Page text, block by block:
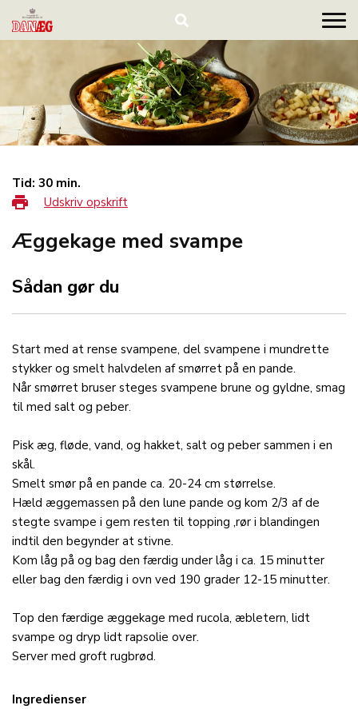
Tid: 30 min.
Udskriv opskrift
Æggekage med svampe
Sådan gør du
Start med at rense svampene, del svampene i mundrette
stykker og smelt halvdelen af smørret på en pande.
Når smørret bruser steges svampene brune og gyldne, smag
til med salt og peber.
Pisk æg, fløde, vand, og hakket, salt og peber sammen i en
skål.
Smelt smør på en pande ca. 20-24 cm størrelse.
Hæld æggemassen på den lune pande og kom 2/3 af de
stegte svampe i gem resten til topping ,rør i blandingen
indtil den begynder at stivne.
Kom låg på og bag den færdig under låg i ca. 15 minutter
eller bag den færdig i ovn ved 190 grader 12-15 minutter.
Top den færdige æggekage med rucola, æbletern, lidt
svampe og dryp lidt rapsolie over.
Server med groft rugbrød.
Ingredienser